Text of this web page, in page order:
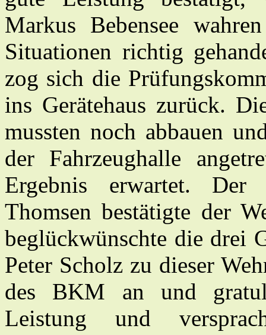
Markus Bebensee
Situationen richtig
zog sich die
ins Gerätehaus zurück.
mussten noch abbauen
der Fahrzeughalle
Ergebnis erwartet. Der
Thomsen bestätigte der
beglückwünschte die drei
Peter Scholz zu dieser
des BKM an und
Leistung und